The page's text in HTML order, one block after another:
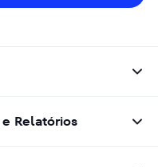
Relatórios